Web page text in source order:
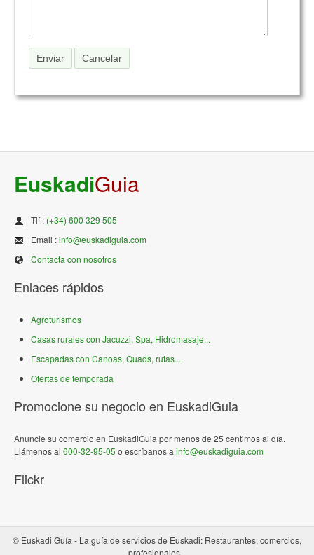
EuskadiGuia
Tlf : (+34) 600 329 505
Email :info@euskadiguia.com
Contacta con nosotros
Enlaces rápidos
Agroturismos
Casas rurales con Jacuzzi, Spa, Hidromasaje...
Escapadas con Canoas, Quads, rutas...
Ofertas de temporada
Promocione su negocio en EuskadiGuia
Anuncie su comercio en EuskadiGuia por menos de 25 centimos al día.
Llámenos al 600-32-95-05 o escríbanos a info@euskadiguia.com
Flickr
© Euskadi Guía - La guía de servicios de Euskadi: Restaurantes, comercios,
profesionales...